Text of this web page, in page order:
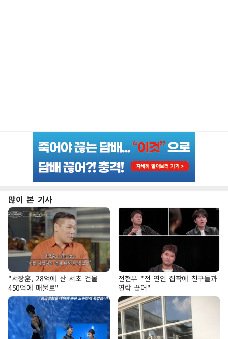
많이 본 기사
"서장훈, 28억에 산 서초 건물
450억에 매물로"
전현무 "전 연인 집착에 친구들과
연락 끊어"